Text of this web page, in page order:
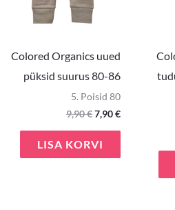
Colored Organics uued
püksid suurus 80-86
5. Poisid 80
9,90€7,90€
LISA KORVI